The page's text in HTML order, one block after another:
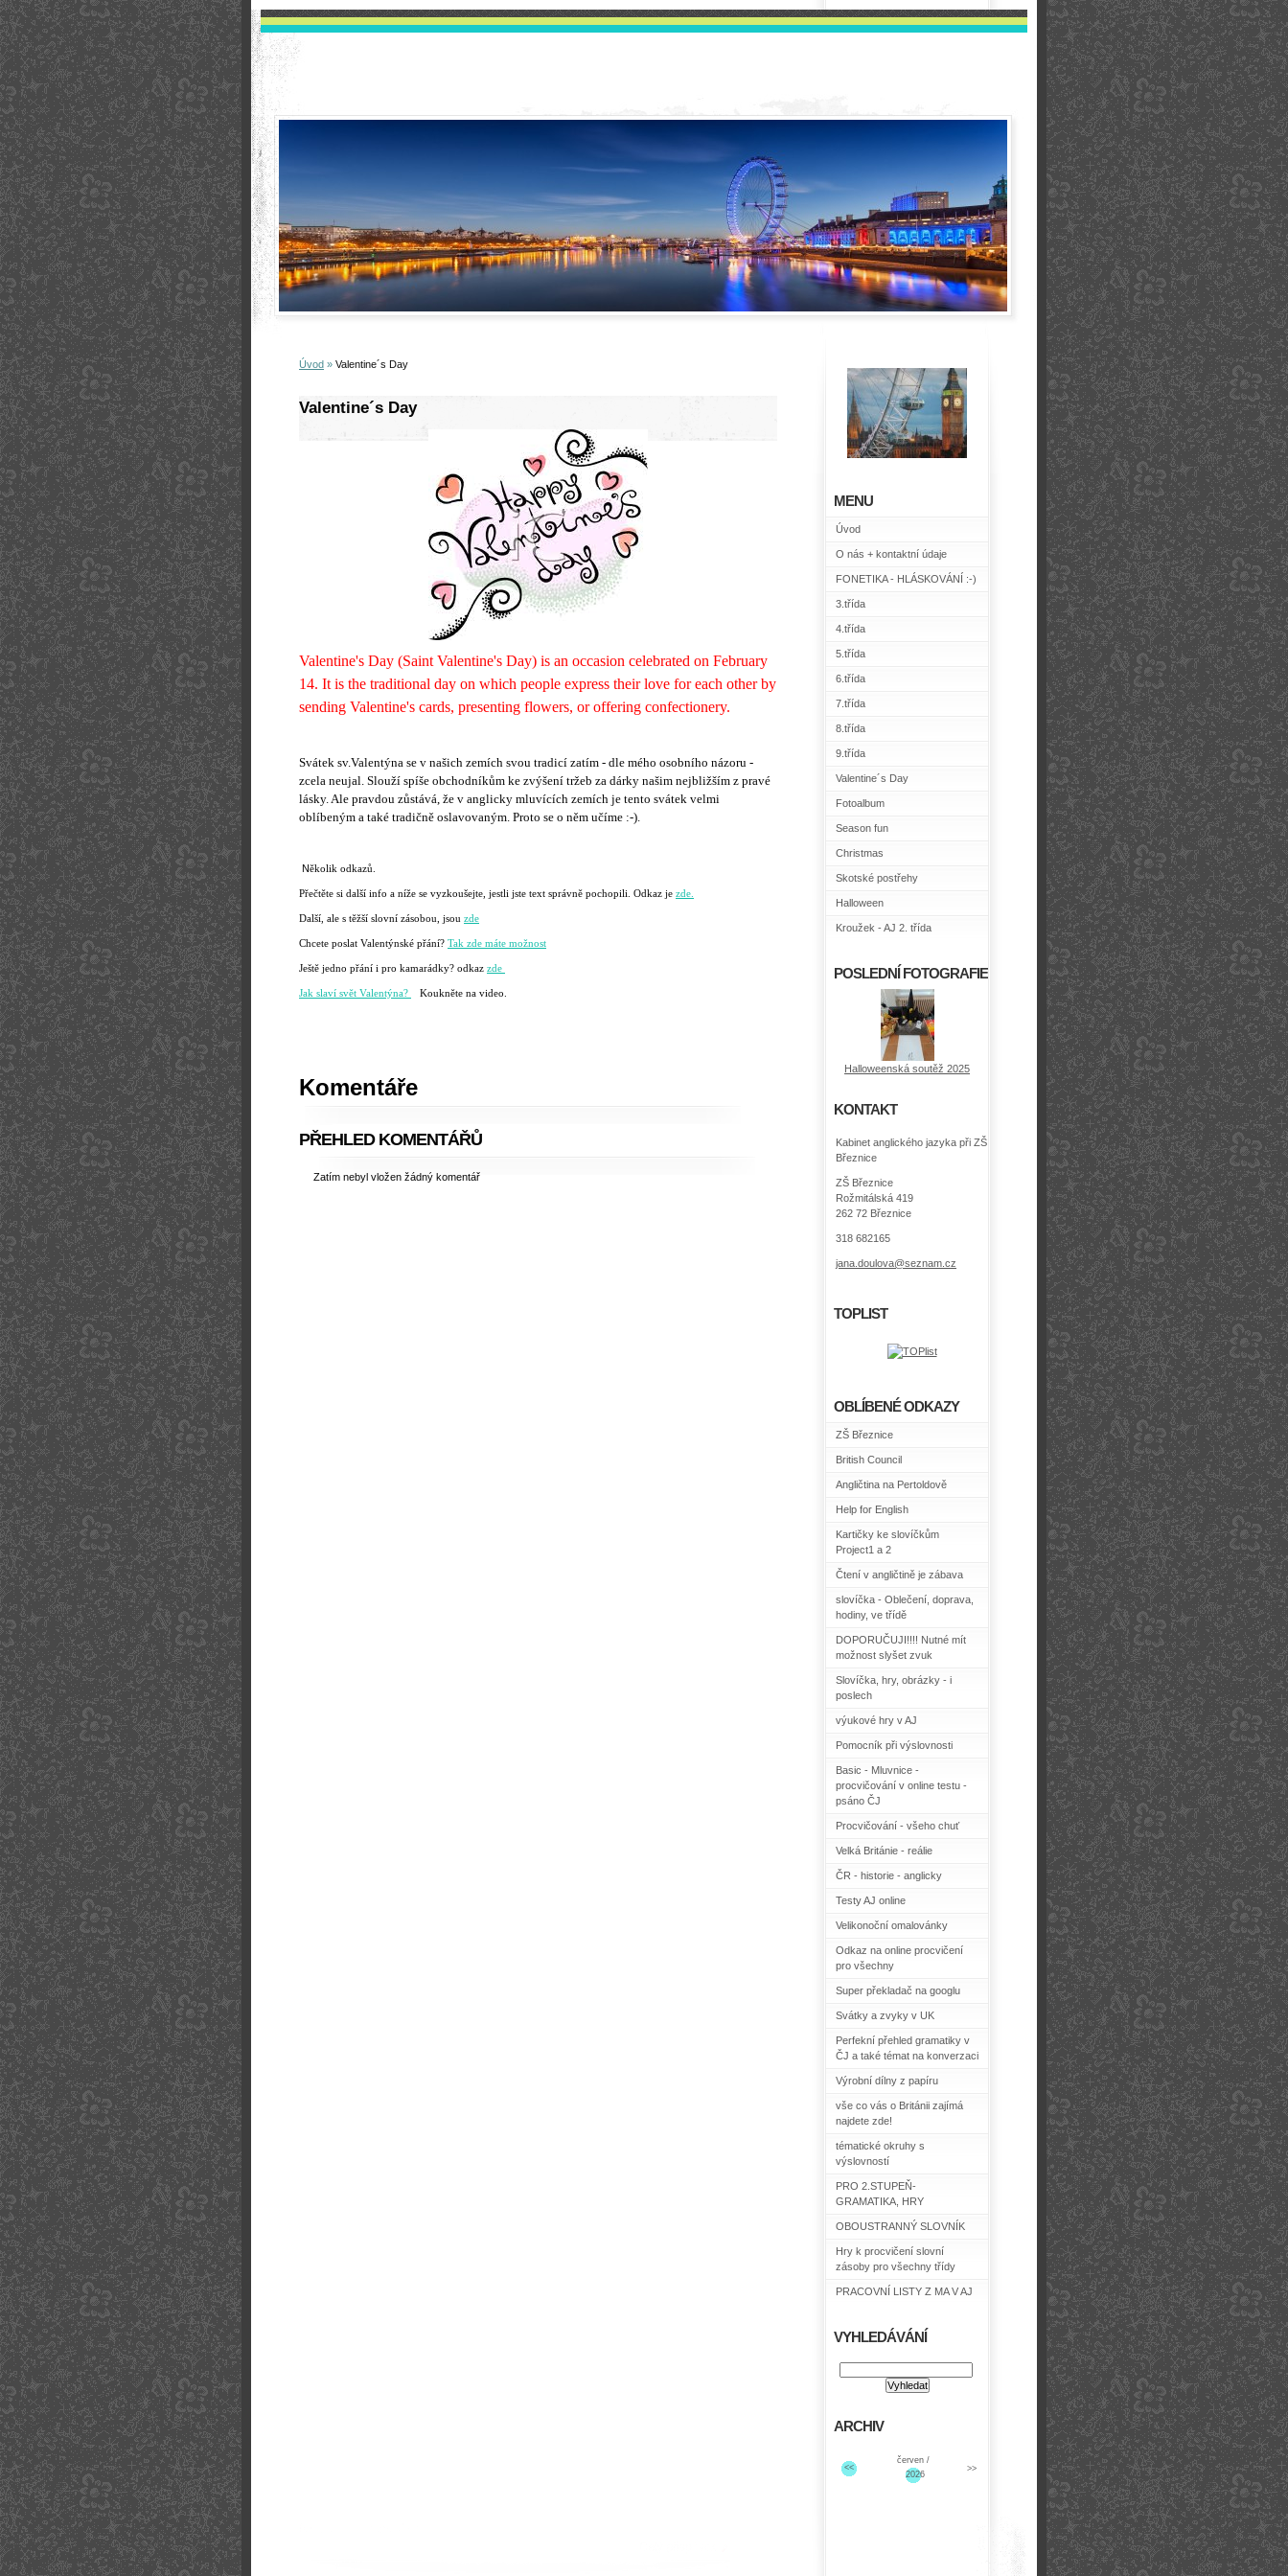
Úvod » Valentine´s Day
Valentine´s Day
Valentine's Day (Saint Valentine's Day) is an occasion celebrated on February
14. It is the traditional day on which people express their love for each other by
sending Valentine's cards, presenting flowers, or offering confectionery.
Svátek sv.Valentýna se v našich zemích svou tradicí zatím - dle mého osobního názoru -
zcela neujal. Slouží spíše obchodníkům ke zvýšení tržeb za dárky našim nejbližším z pravé
lásky. Ale pravdou zůstává, že v anglicky mluvících zemích je tento svátek velmi
oblíbeným a také tradičně oslavovaným. Proto se o něm učíme :-).
Několik odkazů.
Přečtěte si další info a níže se vyzkoušejte, jestli jste text správně pochopili. Odkaz je zde.
Další, ale s těžší slovní zásobou, jsou zde
Chcete poslat Valentýnské přání? Tak zde máte možnost
Ještě jedno přání i pro kamarádky? odkaz zde
Jak slaví svět Valentýna? Koukněte na video.
Komentáře
PŘEHLED KOMENTÁŘŮ
Zatím nebyl vložen žádný komentář
MENU
Úvod
O nás + kontaktní údaje
FONETIKA - HLÁSKOVÁNÍ :-)
3.třída
4.třída
5.třída
6.třída
7.třída
8.třída
9.třída
Valentine´s Day
Fotoalbum
Season fun
Christmas
Skotské postřehy
Halloween
Kroužek - AJ 2. třída
POSLEDNÍ FOTOGRAFIE
Halloweenská soutěž 2025
KONTAKT
Kabinet anglického jazyka při ZŠ
Březnice
ZŠ Březnice
Rožmitálská 419
262 72 Březnice
318 682165
jana.doulova@seznam.cz
TOPLIST
OBLÍBENÉ ODKAZY
ZŠ Březnice
British Council
Angličtina na Pertoldově
Help for English
Kartičky ke slovíčkům
Project1 a 2
Čtení v angličtině je zábava
slovíčka - Oblečení, doprava,
hodiny, ve třídě
DOPORUČUJI!!!! Nutné mít
možnost slyšet zvuk
Slovíčka, hry, obrázky - i
poslech
výukové hry v AJ
Pomocník při výslovnosti
Basic - Mluvnice -
procvičování v online testu -
psáno ČJ
Procvičování - všeho chuť
Velká Británie - reálie
ČR - historie - anglicky
Testy AJ online
Velikonoční omalovánky
Odkaz na online procvičení
pro všechny
Super překladač na googlu
Svátky a zvyky v UK
Perfekní přehled gramatiky v
ČJ a také témat na konverzaci
Výrobní dílny z papíru
vše co vás o Británii zajímá
najdete zde!
tématické okruhy s
výslovností
PRO 2.STUPEŇ-
GRAMATIKA, HRY
OBOUSTRANNÝ SLOVNÍK
Hry k procvičení slovní
zásoby pro všechny třídy
PRACOVNÍ LISTY Z MA V AJ
VYHLEDÁVÁNÍ
ARCHIV
<<
červen /
2026
>>